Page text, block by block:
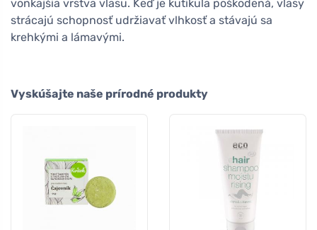
vonkajšia vrstva vlasu. Keď je kutikula poškodená, vlasy
strácajú schopnosť udržiavať vlhkosť a stávajú sa
krehkými a lámavými.
Vyskúšajte naše prírodné produkty